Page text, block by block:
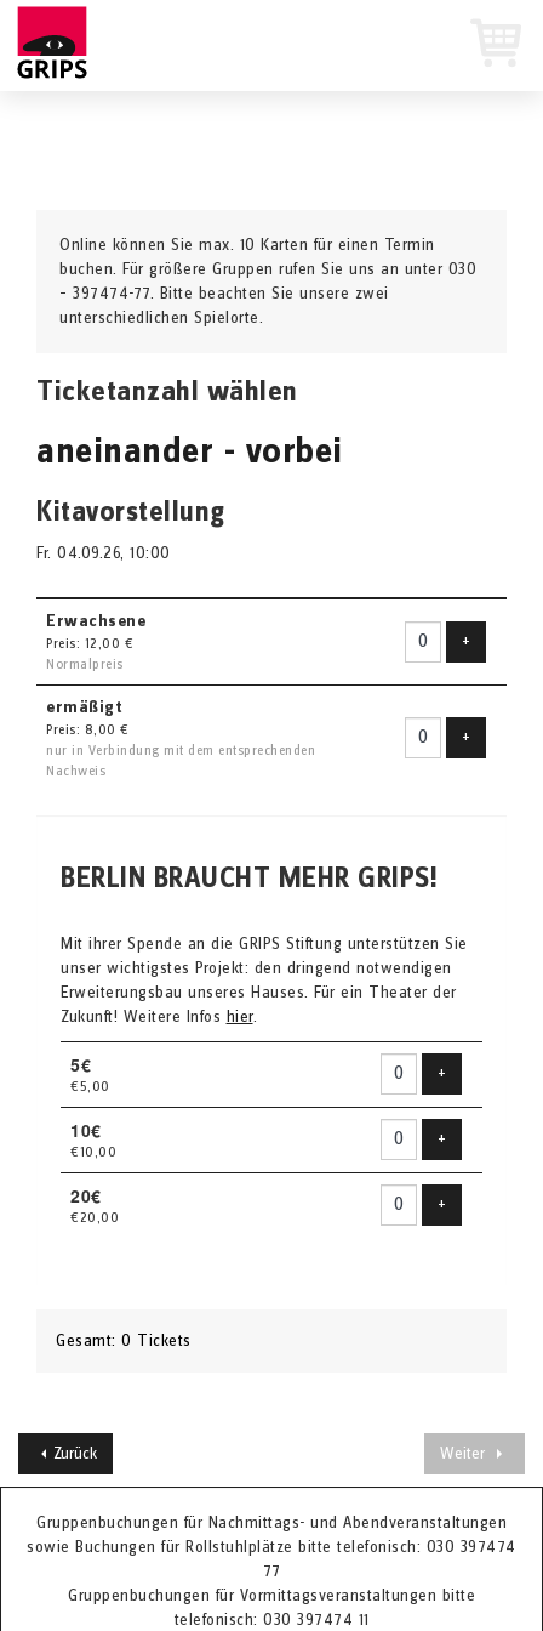
Online können Sie max. 10 Karten für einen Termin
buchen. Für größere Gruppen rufen Sie uns an unter 030
– 397474-77. Bitte beachten Sie unsere zwei
unterschiedlichen Spielorte.
Ticketanzahl wählen
aneinander - vorbei
Kitavorstellung
Fr. 04.09.26, 10:00
Erwachsene
Preis: 12,00 €
Normalpreis
+
ermäßigt
Preis: 8,00 €
nur in Verbindung mit dem entsprechenden
Nachweis
+
BERLIN BRAUCHT MEHR GRIPS!
Mit ihrer Spende an die GRIPS Stiftung unterstützen Sie
unser wichtigstes Projekt: den dringend notwendigen
Erweiterungsbau unseres Hauses. Für ein Theater der
Zukunft! Weitere Infos hier.
5€
€5,00
+
10€
€10,00
+
20€
€20,00
+
Gesamt: 0 Tickets
Zurück Weiter
Gruppenbuchungen für Nachmittags- und Abendveranstaltungen
sowie Buchungen für Rollstuhlplätze bitte telefonisch: 030 397474
77
Gruppenbuchungen für Vormittagsveranstaltungen bitte
telefonisch: 030 397474 11